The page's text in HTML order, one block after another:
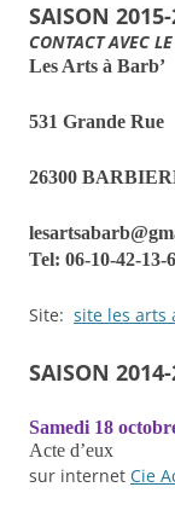
SAISON
CONTACT AVEC
Les Arts à Barb’
531 Grande Rue
26300
Tel: 06-10-42-13-
Site: site les arts
SAISON
Samedi 18
Acte d’eux
sur internet Cie